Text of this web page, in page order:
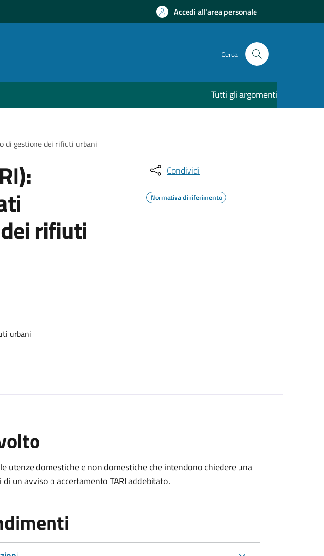
Accedi all'area personale
Cerca
Tutti gli argomenti
di gestione dei rifiuti urbani
rifiuti
urbani
Condividi
Normativa di riferimento
utenze domestiche e non domestiche che intendono chiedere una
un avviso o accertamento TARI addebitato.